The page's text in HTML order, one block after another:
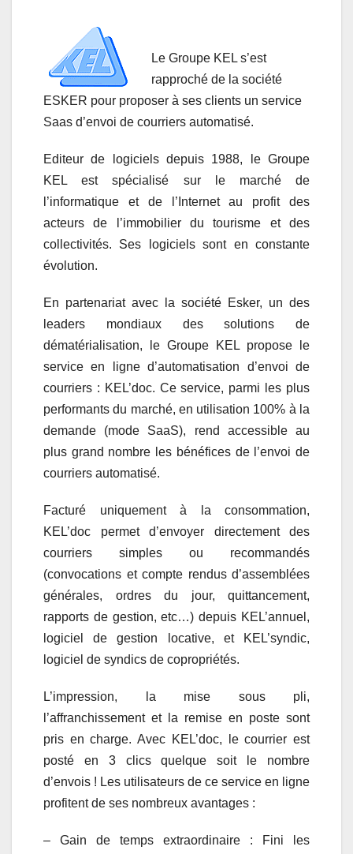
Le Groupe KEL s’est
rapproché de la société
ESKER pour proposer à ses clients un service
Saas d’envoi de courriers automatisé.
Editeur de logiciels depuis 1988, le Groupe
KEL est spécialisé sur le marché de
l’informatique et de l’Internet au profit des
acteurs de l’immobilier du tourisme et des
collectivités. Ses logiciels sont en constante
évolution.
En partenariat avec la société Esker, un des
leaders mondiaux des solutions de
dématérialisation, le Groupe KEL propose le
service en ligne d’automatisation d’envoi de
courriers : KEL’doc. Ce service, parmi les plus
performants du marché, en utilisation 100% à la
demande (mode SaaS), rend accessible au
plus grand nombre les bénéfices de l’envoi de
courriers automatisé.
Facturé uniquement à la consommation,
KEL’doc permet d’envoyer directement des
courriers simples ou recommandés
(convocations et compte rendus d’assemblées
générales, ordres du jour, quittancement,
rapports de gestion, etc…) depuis KEL’annuel,
logiciel de gestion locative, et KEL’syndic,
logiciel de syndics de copropriétés.
L’impression, la mise sous pli,
l’affranchissement et la remise en poste sont
pris en charge. Avec KEL’doc, le courrier est
posté en 3 clics quelque soit le nombre
d’envois ! Les utilisateurs de ce service en ligne
profitent de ses nombreux avantages :
– Gain de temps extraordinaire : Fini les